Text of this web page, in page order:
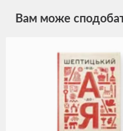
Вам може